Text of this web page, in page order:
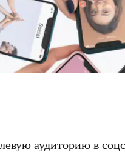
аудиторию в